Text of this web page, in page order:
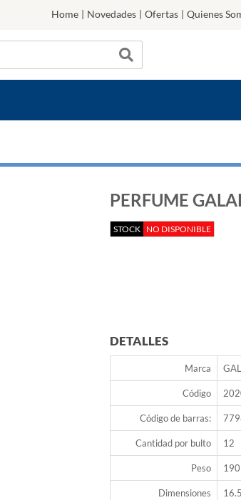
Home | Novedades | Ofertas | Quienes
PERFUME
STOCK NO DISPONIBLE
DETALLES
Marca
Código
Código de barras:
Cantidad por bulto 12
Peso
Dimensiones